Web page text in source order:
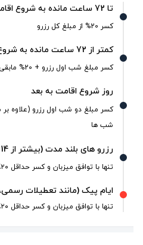
تا 72 ساعت مانده به شروع اقامت
کسر 20% از مبلغ کل رزرو
کمتر از 72 ساعت مانده به شروع اقامت
کسر مبلغ شب اول رزرو + 20% مابقی شب ها
روز شروع اقامت به بعد
شب ها
رزرو های بلند مدت (بیشتر از 14 روز)
تنها با توافق میزبان و کسر حداقل ۲۰٪ کل مبلغ رزرو
ایام پیک (مانند تعطیلات
تنها با توافق میزبان و کسر حداقل ۲۰٪ کل مبلغ رزرو